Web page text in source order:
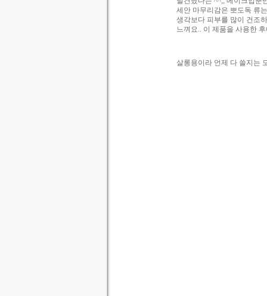
세안 마무리감은 뽀도독 류
생각보다 피부를 많이 건조
느껴요.. 이 제품을 사용한
살롱용이라 언제 다 쓸지는